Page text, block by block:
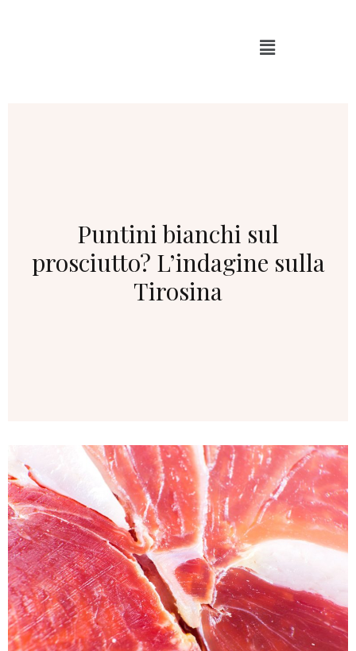
Puntini bianchi sul
prosciutto? L’indagine sulla
Tirosina